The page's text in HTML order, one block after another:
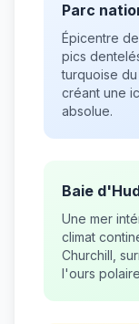
Parc
Épicentre
pics
turquoise du
créant une
absolue.
Baie
Une mer
climat
Churchill,
l'ours